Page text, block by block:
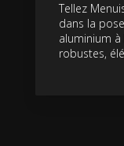
Tellez
dans la
aluminium
robustes,